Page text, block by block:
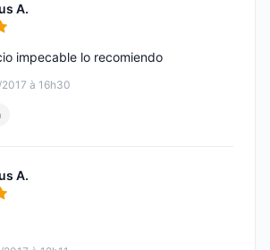
A.
à 16h30
impecable lo recomiendo
A.